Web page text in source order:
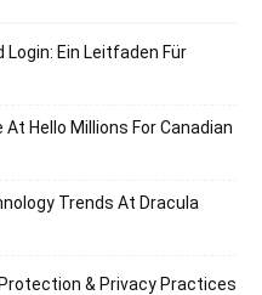
Login: Ein Leitfaden Für
Hello Millions For Canadian
Trends At Dracula
& Privacy Practices